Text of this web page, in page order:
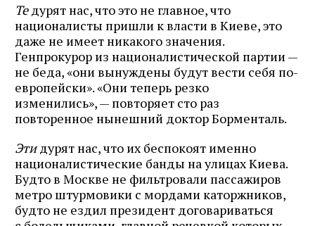
Тедурят нас, что это не главное, что
националисты пришли к власти в Киеве, это
даже не имеет никакого значения.
Генпрокурор из националистической партии —
не беда, «они вынуждены будут вести себя по-
европейски». «Они теперь резко
изменились», — повторяет сто раз
повторенное нынешний доктор Борменталь.
Этидурят нас, что их беспокоят именно
националистические банды на улицах Киева.
Будто в Москве не фильтровали пассажиров
метро штурмовики с мордами каторжников,
будто не ездил президент договариваться